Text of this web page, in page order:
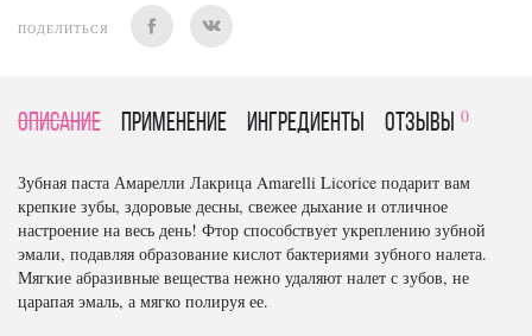
ПОДЕЛИТЬСЯ
Описание Применение Ингредиенты отзывы 0
Зубная паста Амарелли Лакрица Amarelli Licorice подарит вам
крепкие зубы, здоровые десны, свежее дыхание и отличное
настроение на весь день! Фтор способствует укреплению зубной
эмали, подавляя образование кислот бактериями зубного налета.
Мягкие абразивные вещества нежно удаляют налет с зубов, не
царапая эмаль, а мягко полируя ее.